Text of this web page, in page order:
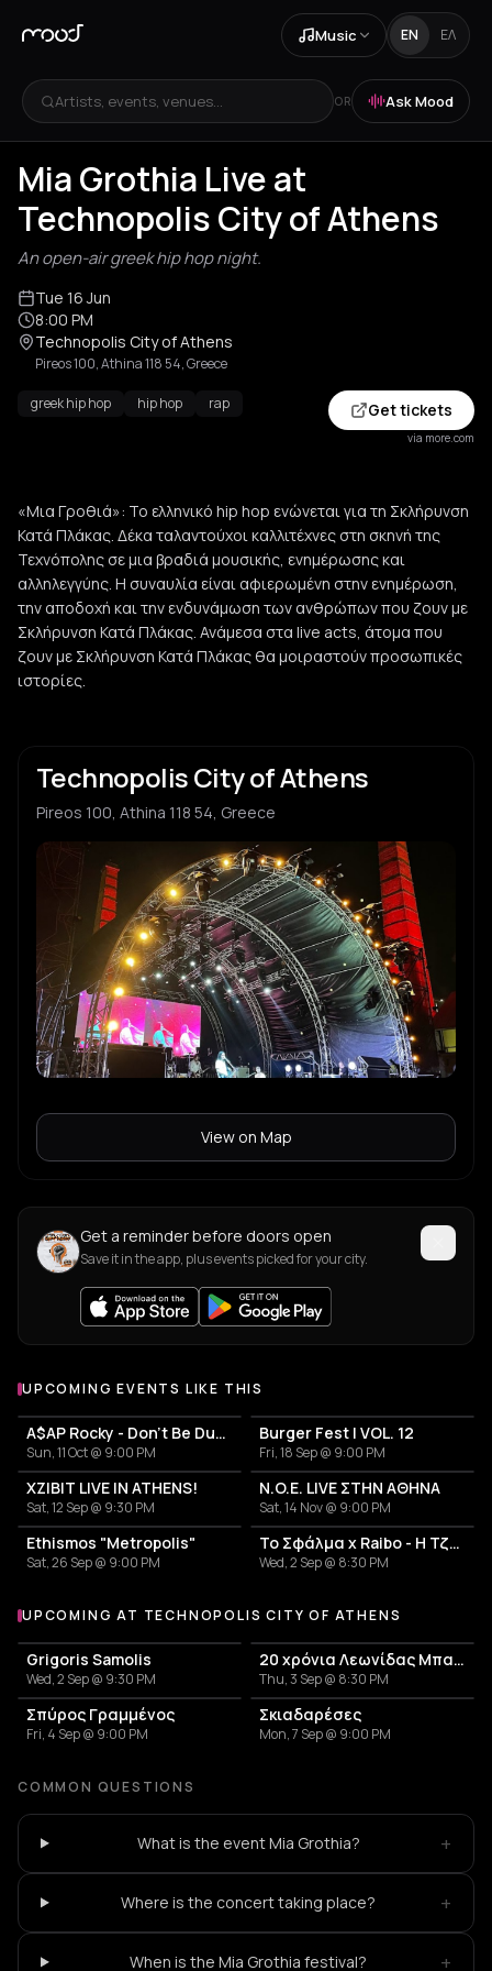
Music EN ΕΛ
Artists, events, venues... OR Ask Mood
Mia Grothia Live at
Technopolis City of Athens
An open-air greek hip hop night.
Tue 16 Jun
8:00 PM
Technopolis City of Athens
Pireos 100, Athina 118 54, Greece
greek hip hop hip hop rap Get tickets
via more.com
«Μια Γροθιά»: Το ελληνικό hip hop ενώνεται για τη Σκλήρυνση
Κατά Πλάκας. Δέκα ταλαντούχοι καλλιτέχνες στη σκηνή της
Τεχνόπολης σε μια βραδιά μουσικής, ενημέρωσης και
αλληλεγγύης. Η συναυλία είναι αφιερωμένη στην ενημέρωση,
την αποδοχή και την ενδυνάμωση των ανθρώπων που ζουν με
Σκλήρυνση Κατά Πλάκας. Ανάμεσα στα live acts, άτομα που
ζουν με Σκλήρυνση Κατά Πλάκας θα μοιραστούν προσωπικές
ιστορίες.
Technopolis City of Athens
Pireos 100, Athina 118 54, Greece
View on Map
Get a reminder before doors open
Save it in the app, plus events picked for your city.
UPCOMING EVENTS LIKE THIS
A$AP Rocky - Don't Be Dumb World Tour
Sun, 11 Oct @ 9:00 PM
Burger Fest | VOL. 12
Fri, 18 Sep @ 9:00 PM
XZIBIT LIVE IN ATHENS!
Sat, 12 Sep @ 9:30 PM
N.O.E. LIVE ΣΤΗΝ ΑΘΗΝΑ
Sat, 14 Nov @ 9:00 PM
Ethismos "Metropolis"
Sat, 26 Sep @ 9:00 PM
Το Σφάλμα x Raibo - Η Τζαμάικα των Βαλκανίων
Wed, 2 Sep @ 8:30 PM
More events at Technopolis City of Athens
UPCOMING AT TECHNOPOLIS CITY OF ATHENS
Grigoris Samolis
Wed, 2 Sep @ 9:30 PM
20 χρόνια Λεωνίδας Μπαλάφας
Thu, 3 Sep @ 8:30 PM
Σπύρος Γραμμένος
Fri, 4 Sep @ 9:00 PM
Σκιαδαρέσες
Mon, 7 Sep @ 9:00 PM
COMMON QUESTIONS
What is the event Mia Grothia? +
Where is the concert taking place? +
When is the Mia Grothia festival? +